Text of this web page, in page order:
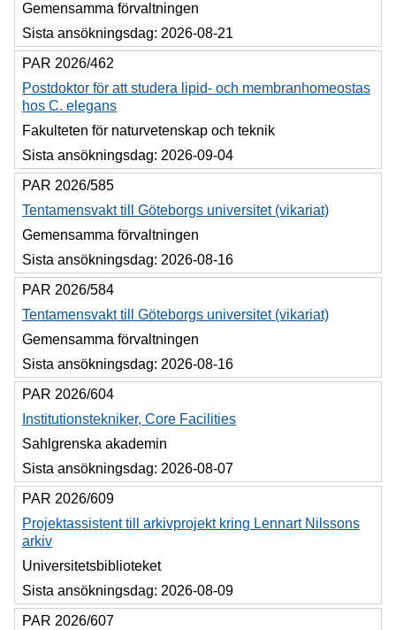
Gemensamma förvaltningen
Sista ansökningsdag: 2026-08-21
PAR 2026/462
Postdoktor för att studera lipid- och membranhomeostas
hos C. elegans
Fakulteten för naturvetenskap och teknik
Sista ansökningsdag: 2026-09-04
PAR 2026/585
Tentamensvakt till Göteborgs universitet (vikariat)
Gemensamma förvaltningen
Sista ansökningsdag: 2026-08-16
PAR 2026/584
Tentamensvakt till Göteborgs universitet (vikariat)
Gemensamma förvaltningen
Sista ansökningsdag: 2026-08-16
PAR 2026/604
Institutionstekniker, Core Facilities
Sahlgrenska akademin
Sista ansökningsdag: 2026-08-07
PAR 2026/609
Projektassistent till arkivprojekt kring Lennart Nilssons
arkiv
Universitetsbiblioteket
Sista ansökningsdag: 2026-08-09
PAR 2026/607